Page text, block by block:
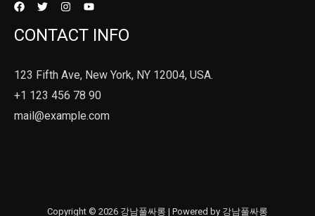
CONTACT INFO
123 Fifth Ave, New York, NY 12004, USA.
+1 123 456 78 90
mail@example.com
Copyright © 2026 강남풀싸롱 | Powered by 강남풀싸롱